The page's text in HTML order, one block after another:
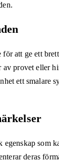
för att ge ett
av provet eller
ett smalare
som
deras